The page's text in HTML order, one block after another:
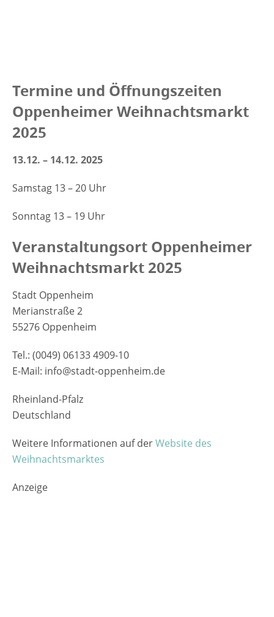
Termine und Öffnungszeiten
Oppenheimer Weihnachtsmarkt
2025
13.12. – 14.12. 2025
Samstag 13 – 20 Uhr
Sonntag 13 – 19 Uhr
Veranstaltungsort Oppenheimer
Weihnachtsmarkt 2025
Stadt Oppenheim
Merianstraße 2
55276 Oppenheim
Tel.: (0049) 06133 4909-10
E-Mail: info@stadt-oppenheim.de
Rheinland-Pfalz
Deutschland
Weitere Informationen auf derWebsite des
Weihnachtsmarktes
Anzeige